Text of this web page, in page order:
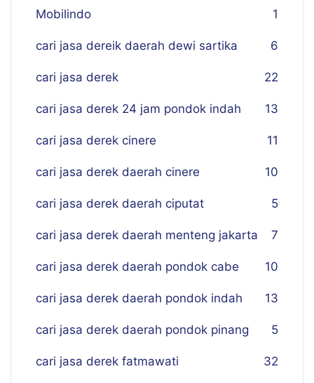
Mobilindo 1
cari jasa dereik daerah dewi sartika 6
cari jasa derek 22
cari jasa derek 24 jam pondok indah 13
cari jasa derek cinere 11
cari jasa derek daerah cinere 10
cari jasa derek daerah ciputat 5
cari jasa derek daerah menteng jakarta 7
cari jasa derek daerah pondok cabe 10
cari jasa derek daerah pondok indah 13
cari jasa derek daerah pondok pinang 5
cari jasa derek fatmawati 32